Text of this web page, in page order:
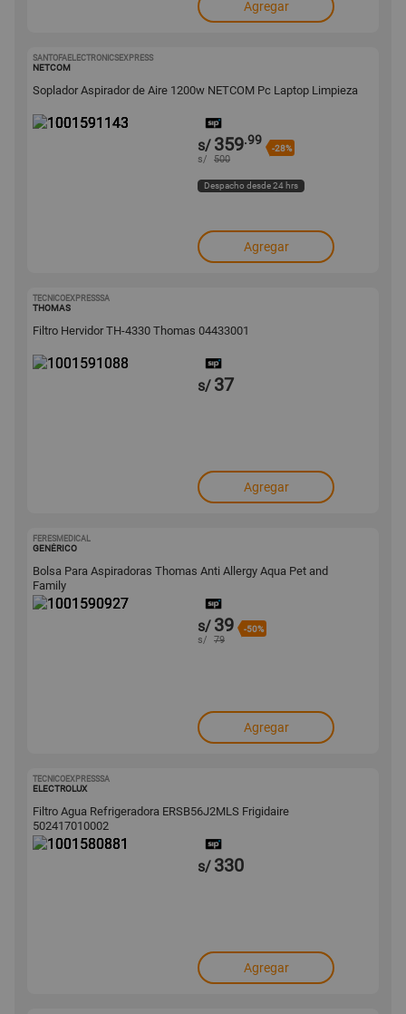
Agregar
SANTOFAELECTRONICSEXPRESS
NETCOM
Soplador Aspirador de Aire 1200w NETCOM Pc Laptop Limpieza
s/ 359.99
-28%
s/ 500
Despacho desde 24 hrs
Agregar
TECNICOEXPRESSSA
THOMAS
Filtro Hervidor TH-4330 Thomas 04433001
s/ 37
Agregar
FERESMEDICAL
GENÉRICO
Bolsa Para Aspiradoras Thomas Anti Allergy Aqua Pet and
Family
s/ 39 -50%
s/ 79
Agregar
TECNICOEXPRESSSA
ELECTROLUX
Filtro Agua Refrigeradora ERSB56J2MLS Frigidaire
502417010002
s/ 330
Agregar